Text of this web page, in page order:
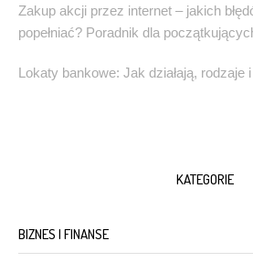
Zakup akcji przez internet – jakich
popełniać? Poradnik dla
Lokaty bankowe: Jak działają,
KATEGORIE
BIZNES I FINANSE